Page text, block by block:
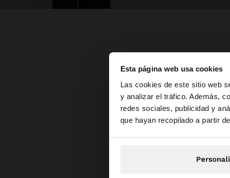
Esta página web usa cookies
Las cookies de este sitio web
y analizar el tráfico. Además,
redes sociales, publicidad y
que hayan recopilado a partir
hola
Estás accediendo a la